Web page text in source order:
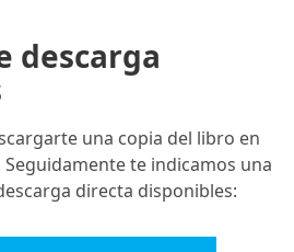
descarga
una copia del libro en
Seguidamente te indicamos una
directa disponibles: